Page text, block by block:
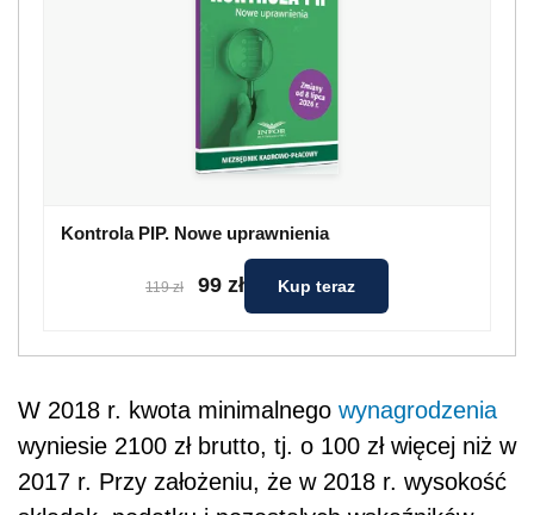
W 2018 r. kwota minimalnego
wyniesie 2100 zł brutto, tj. o 100 zł więcej niż w
2017 r. Przy założeniu, że w 2018 r. wysokość
wpływających nawysokość wynagrodzenia
wypłaty nie ulegnie zmianie, minimalne
z uwzględnieniem zwykłych
porównaniu z 2017 r. będzie wyższe o ok. 71
zł).
Od 1 stycznia 2018 r. pracodawcy muszą